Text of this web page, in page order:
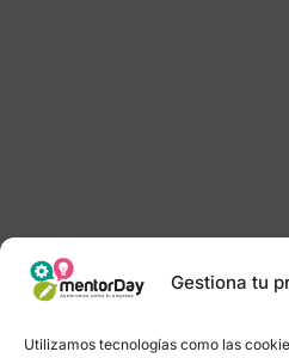
Gestiona tu
Utilizamos tecnologías como las